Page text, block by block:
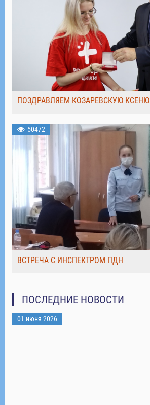
ПОЗДРАВЛЯЕМ КОЗАРЕВСКУЮ КСЕНЮ
50472
ВСТРЕЧА С ИНСПЕКТРОМ ПДН
ПОСЛЕДНИЕ НОВОСТИ
01 июня 2026